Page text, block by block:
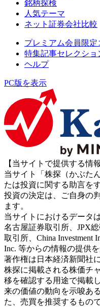
銘柄探検
人気テーマ
ネット証券会社比較
プレミアム会員限定
特集記事セレクショ
ヘルプ
PC版を表示
【当サイトで提供する情
当サイト「株探（かぶた
たは投資に関する助言を
投資の決定は、ご自身の
ます。
当サイトにおけるデータ
名古屋証券取引所、JPX
取引所、China Investment
Inc. 等からの情報の提供
著作権は日本経済新聞社
株探に掲載される株価チ
移を確認する用途で掲載
来の価値の動向を示唆あ
た、売買を推奨するもの